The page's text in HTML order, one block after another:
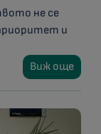
не се
и
Виж още